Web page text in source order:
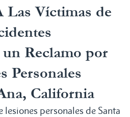
Las Víctimas de
Reclamo por
Personales
California
personales de Santa